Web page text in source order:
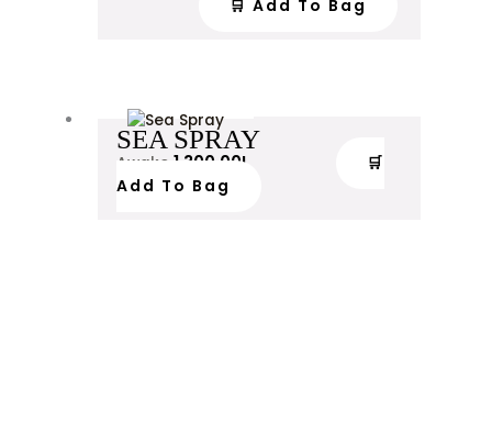
🛒 Add To Bag
SEA SPRAY
Awake 1,300.00L
🛒
Add To Bag